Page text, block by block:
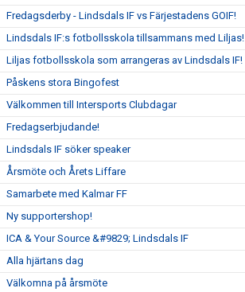
Fredagsderby - Lindsdals IF vs Färjestadens GOIF!
Lindsdals IF:s fotbollsskola tillsammans med Liljas!
Liljas fotbollsskola som arrangeras av Lindsdals IF!
Påskens stora Bingofest
Välkommen till Intersports Clubdagar
Fredagserbjudande!
Lindsdals IF söker speaker
Årsmöte och Årets Liffare
Samarbete med Kalmar FF
Ny supportershop!
ICA & Your Source &#9829; Lindsdals IF
Alla hjärtans dag
Välkomna på årsmöte